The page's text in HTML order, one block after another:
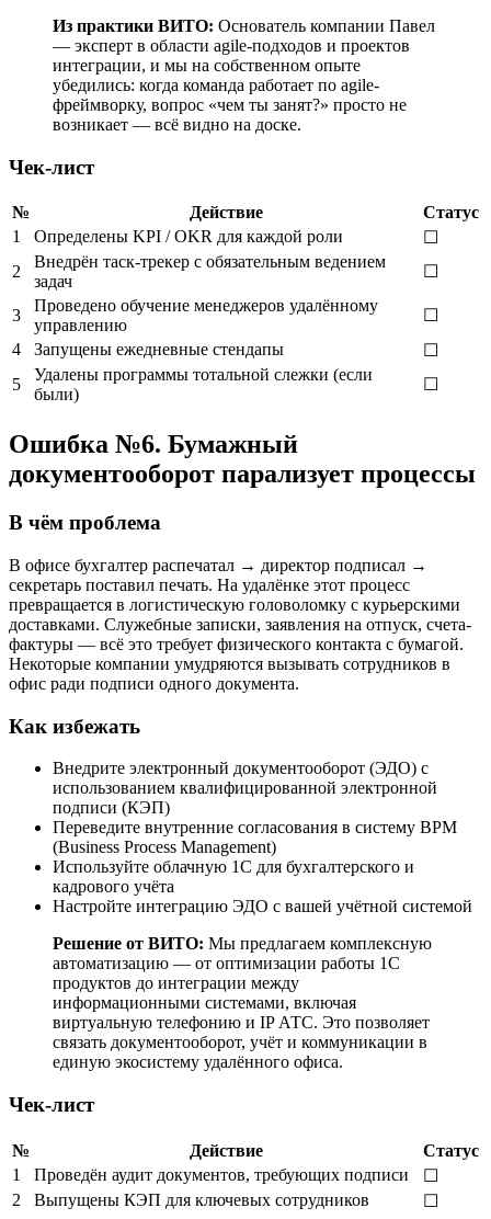
Из практики ВИТО: Основатель компании Павел
— эксперт в области agile-подходов и проектов
интеграции, и мы на собственном опыте
убедились: когда команда работает по agile-
фреймворку, вопрос «чем ты занят?» просто не
возникает — всё видно на доске.
Чек-лист
№ Действие
Статус
1
Определены KPI / OKR для каждой роли
☐
2
Внедрён таск-трекер с обязательным ведением
задач
☐
3
Проведено обучение менеджеров удалённому
управлению
☐
4
Запущены ежедневные стендапы
☐
5
Удалены программы тотальной слежки (если
были)
☐
Ошибка №6. Бумажный
документооборот парализует процессы
В чём проблема
В офисе бухгалтер распечатал → директор подписал →
секретарь поставил печать. На удалёнке этот процесс
превращается в логистическую головоломку с курьерскими
доставками. Служебные записки, заявления на отпуск, счета-
фактуры — всё это требует физического контакта с бумагой.
Некоторые компании умудряются вызывать сотрудников в
офис ради подписи одного документа.
Как избежать
Внедрите электронный документооборот (ЭДО) с
использованием квалифицированной электронной
подписи (КЭП)
Переведите внутренние согласования в систему BPM
(Business Process Management)
Используйте облачную 1С для бухгалтерского и
кадрового учёта
Настройте интеграцию ЭДО с вашей учётной системой
Решение от ВИТО: Мы предлагаем комплексную
автоматизацию — от оптимизации работы 1С
продуктов до интеграции между
информационными системами, включая
виртуальную телефонию и IP АТС. Это позволяет
связать документооборот, учёт и коммуникации в
единую экосистему удалённого офиса.
Чек-лист
№ Действие
Статус
1
Проведён аудит документов, требующих подписи
☐
2
Выпущены КЭП для ключевых сотрудников
☐